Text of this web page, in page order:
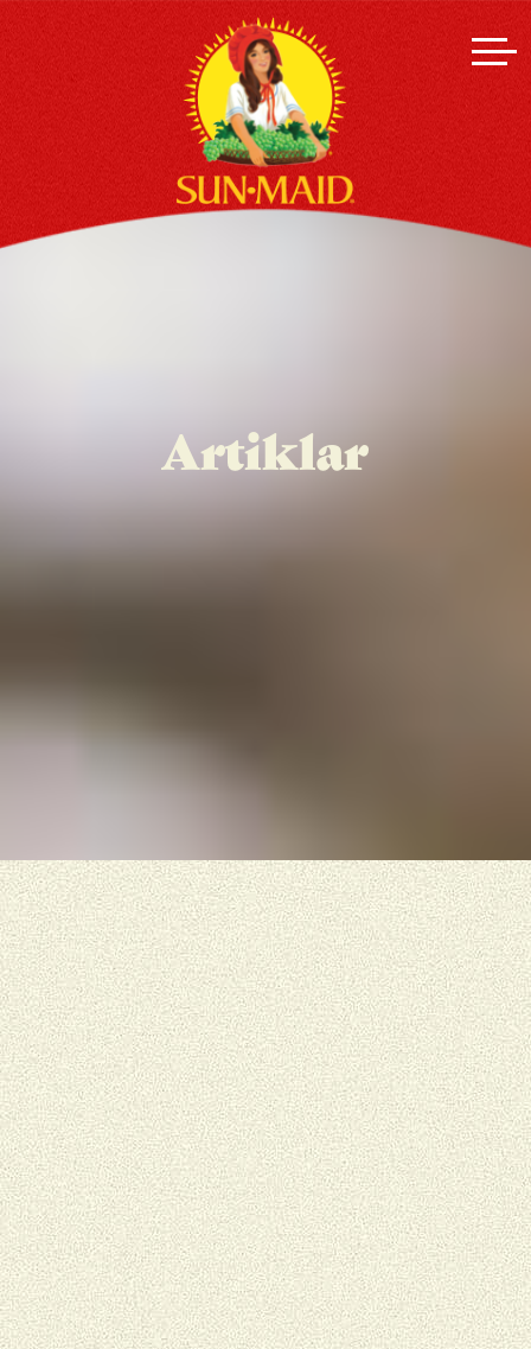
Artiklar